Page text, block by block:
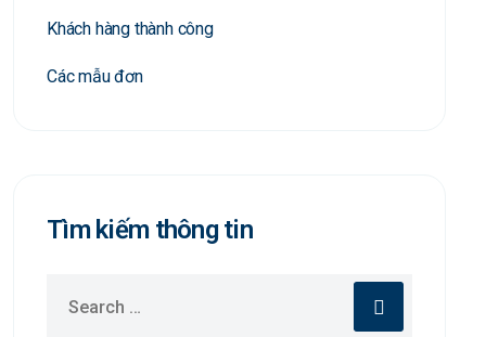
Khách hàng thành công
Các mẫu đơn
Tìm kiếm thông tin